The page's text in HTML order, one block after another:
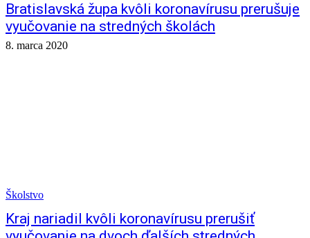
Bratislavská župa kvôli koronavírusu prerušuje
vyučovanie na stredných školách
8. marca 2020
Školstvo
Kraj nariadil kvôli koronavírusu prerušiť